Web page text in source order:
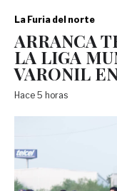
La Furia del norte
ARRANCA
LA LIGA
VARONIL
Hace 5 horas